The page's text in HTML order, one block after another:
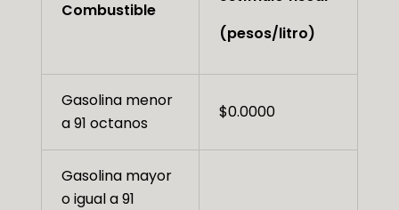
Combustible
(pesos/litro)
Gasolina menor
a 91 octanos
$0.0000
Gasolina mayor
o igual a 91